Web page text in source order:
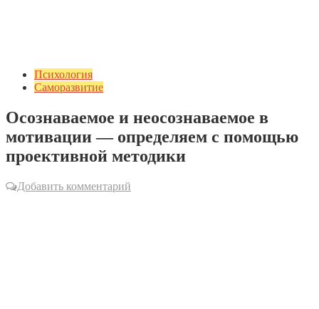
Психология
Саморазвитие
Осознаваемое и неосознаваемое в
мотивации — определяем с помощью
проективной методики
Добавить комментарий